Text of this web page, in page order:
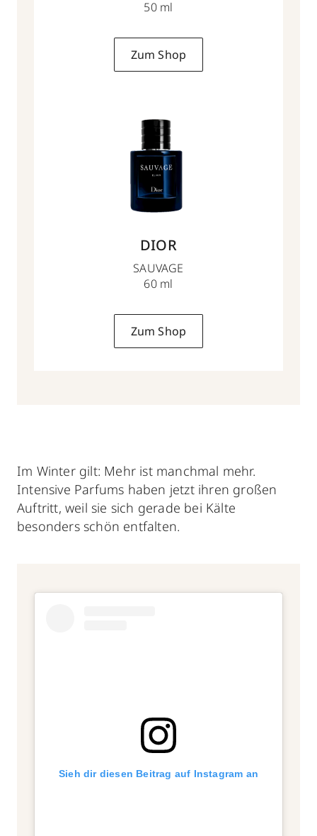
50 ml
Zum Shop
DIOR
SAUVAGE
60 ml
Zum Shop
Im Winter gilt: Mehr ist manchmal mehr.
Intensive Parfums haben jetzt ihren großen
Auftritt, weil sie sich gerade bei Kälte
besonders schön entfalten.
Sieh dir diesen Beitrag auf Instagram an